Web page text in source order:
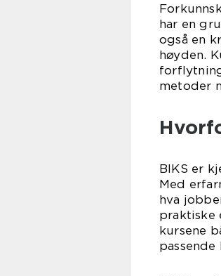
har en
også en
høyden.
metoder
BIKS er
Med
hva
praktiske
kursene
passende